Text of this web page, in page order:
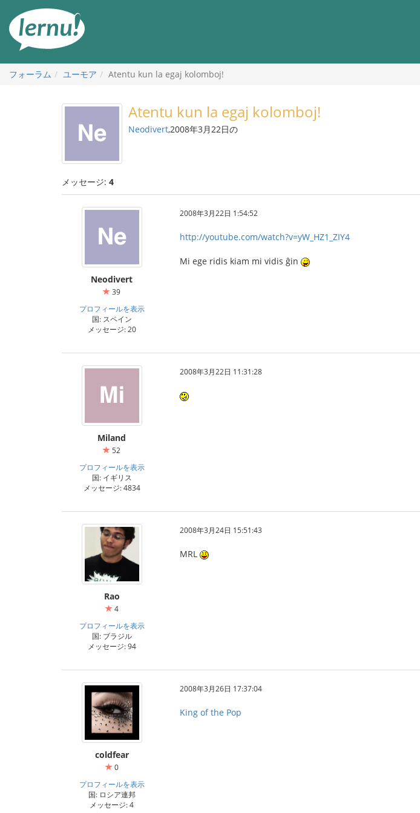
フォーラム ユーモア Atentu kun la egaj kolomboj!
Atentu kun la egaj kolomboj!
Neodivert,2008年3月22日の
メッセージ: 4
Neodivert
39
プロフィールを表示
国: スペイン
メッセージ: 20
2008年3月22日 1:54:52
http://youtube.com/watch?v=yW_HZ1_ZIY4
Mi ege ridis kiam mi vidis ĝin
Miland
52
プロフィールを表示
国: イギリス
メッセージ: 4834
2008年3月22日 11:31:28
Rao
4
プロフィールを表示
国: ブラジル
メッセージ: 94
2008年3月24日 15:51:43
MRL
coldfear
0
プロフィールを表示
国: ロシア連邦
メッセージ: 4
2008年3月26日 17:37:04
King of the Pop